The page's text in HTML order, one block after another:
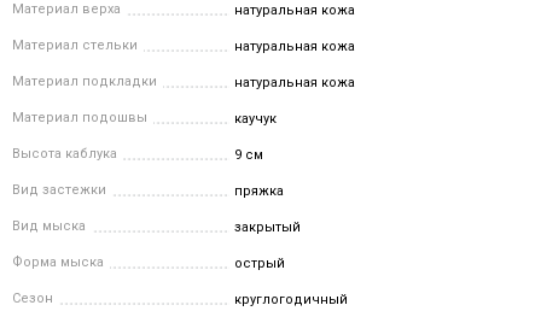
Материал верха натуральная кожа
Материал стельки натуральная кожа
Материал подкладки натуральная кожа
Материал подошвы каучук
Высота каблука 9 см
Вид застежки пряжка
Вид мыска закрытый
Форма мыска острый
Сезон круглогодичный